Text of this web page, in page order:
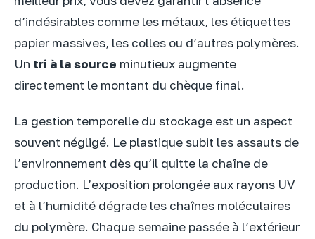
d’indésirables comme les métaux, les étiquettes
papier massives, les colles ou d’autres polymères.
Un tri à la source minutieux augmente
directement le montant du chèque final.
La gestion temporelle du stockage est un aspect
souvent négligé. Le plastique subit les assauts de
l’environnement dès qu’il quitte la chaîne de
production. L’exposition prolongée aux rayons UV
et à l’humidité dégrade les chaînes moléculaires
du polymère. Chaque semaine passée à l’extérieur